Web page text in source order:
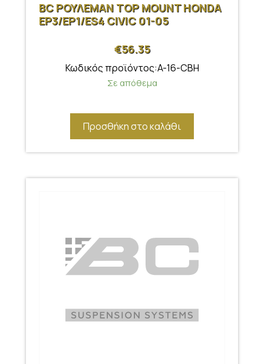
BC ΡΟΥΛΕΜΑΝ TOP MOUNT HONDA
EP3/EP1/ES4 CIVIC 01-05
€56.35
Κωδικός προϊόντος:A-16-CBH
Σε απόθεμα
Προσθήκη στο καλάθι